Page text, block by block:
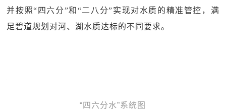
并按照“四六分”和“二八分”实现对水质的精准管控，满
足碧道规划对河、湖水质达标的不同要求。
“四六分水”系统图